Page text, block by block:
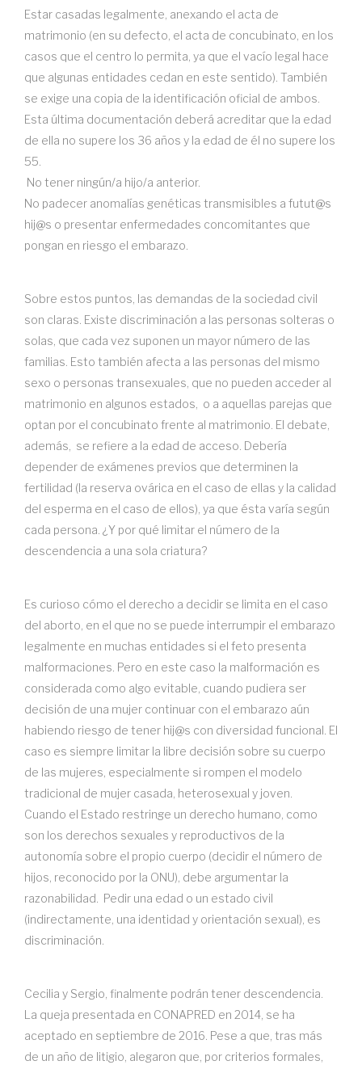
Estar casadas legalmente, anexando el acta de
matrimonio (en su defecto, el acta de concubinato, en los
casos que el centro lo permita, ya que el vacío legal hace
que algunas entidades cedan en este sentido). También
se exige una copia de la identificación oficial de ambos.
Esta última documentación deberá acreditar que la edad
de ella no supere los 36 años y la edad de él no supere los
55.
No tener ningún/a hijo/a anterior.
No padecer anomalías genéticas transmisibles a futut@s
hij@s o presentar enfermedades concomitantes que
pongan en riesgo el embarazo.
Sobre estos puntos, las demandas de la sociedad civil
son claras. Existe discriminación a las personas solteras o
solas, que cada vez suponen un mayor número de las
familias. Esto también afecta a las personas del mismo
sexo o personas transexuales, que no pueden acceder al
matrimonio en algunos estados, o a aquellas parejas que
optan por el concubinato frente al matrimonio. El debate,
además, se refiere a la edad de acceso. Debería
depender de exámenes previos que determinen la
fertilidad (la reserva ovárica en el caso de ellas y la calidad
del esperma en el caso de ellos), ya que ésta varía según
cada persona. ¿Y por qué limitar el número de la
descendencia a una sola criatura?
Es curioso cómo el derecho a decidir se limita en el caso
del aborto, en el que no se puede interrumpir el embarazo
legalmente en muchas entidades si el feto presenta
malformaciones. Pero en este caso la malformación es
considerada como algo evitable, cuando pudiera ser
decisión de una mujer continuar con el embarazo aún
habiendo riesgo de tener hij@s con diversidad funcional. El
caso es siempre limitar la libre decisión sobre su cuerpo
de las mujeres, especialmente si rompen el modelo
tradicional de mujer casada, heterosexual y joven.
Cuando el Estado restringe un derecho humano, como
son los derechos sexuales y reproductivos de la
autonomía sobre el propio cuerpo (decidir el número de
hijos, reconocido por la ONU), debe argumentar la
razonabilidad. Pedir una edad o un estado civil
(indirectamente, una identidad y orientación sexual), es
discriminación.
Cecilia y Sergio, finalmente podrán tener descendencia.
La queja presentada en CONAPRED en 2014, se ha
aceptado en septiembre de 2016. Pese a que, tras más
de un año de litigio, alegaron que, por criterios formales,